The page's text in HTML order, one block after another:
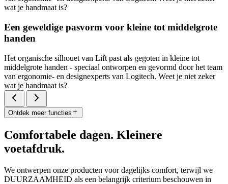
wat je handmaat is?
Een geweldige pasvorm voor kleine tot middelgrote
handen
Het organische silhouet van Lift past als gegoten in kleine tot
middelgrote handen - speciaal ontworpen en gevormd door het team
van ergonomie- en designexperts van Logitech. Weet je niet zeker
wat je handmaat is?
Ontdek meer functies
Comfortabele dagen. Kleinere
voetafdruk.
We ontwerpen onze producten voor dagelijks comfort, terwijl we
DUURZAAMHEID als een belangrijk criterium beschouwen in